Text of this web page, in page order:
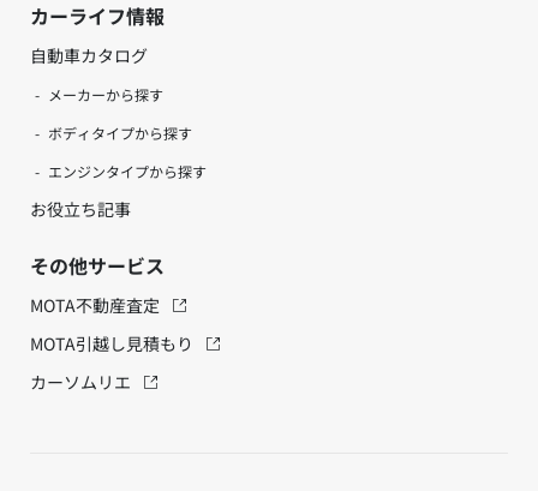
カーライフ情報
自動車カタログ
メーカーから探す
ボディタイプから探す
エンジンタイプから探す
お役立ち記事
その他サービス
MOTA不動産査定
MOTA引越し見積もり
カーソムリエ